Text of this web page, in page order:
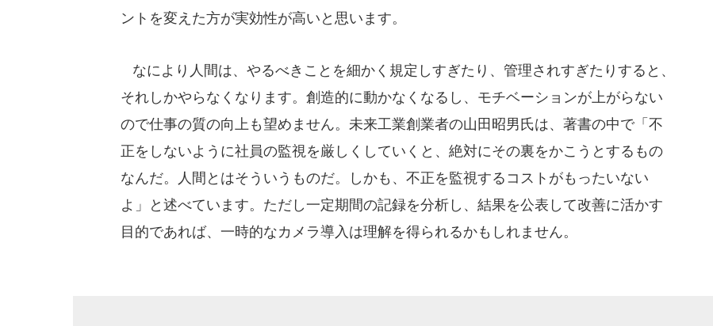
ントを変えた方が実効性が高いと思います。
なにより人間は、やるべきことを細かく規定しすぎたり、管理されすぎたりすると、
それしかやらなくなります。創造的に動かなくなるし、モチベーションが上がらない
ので仕事の質の向上も望めません。未来工業創業者の山田昭男氏は、著書の中で「不
正をしないように社員の監視を厳しくしていくと、絶対にその裏をかこうとするもの
なんだ。人間とはそういうものだ。しかも、不正を監視するコストがもったいない
よ」と述べています。ただし一定期間の記録を分析し、結果を公表して改善に活かす
目的であれば、一時的なカメラ導入は理解を得られるかもしれません。